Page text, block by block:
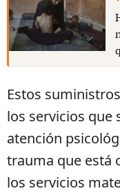
Estos
los servicios que
atención
trauma que está
los servicios